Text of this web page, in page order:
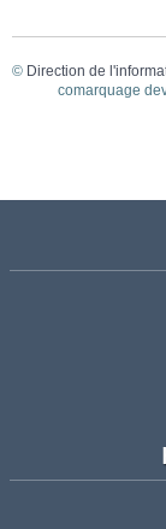
© Direction de
comarquage